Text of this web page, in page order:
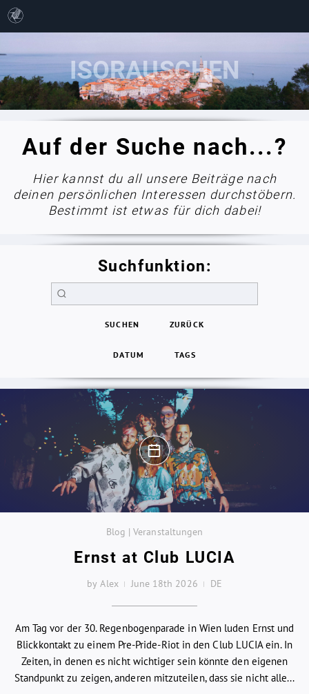
Auf der Suche nach...?
Hier kannst du all unsere Beiträge nach
deinen persönlichen Interessen durchstöbern.
Bestimmt ist etwas für dich dabei!
Suchfunktion:
SUCHEN ZURÜCK
DATUM TAGS
Blog | Veranstaltungen
Ernst at Club LUCIA
by Alex June 18th 2026 DE
Am Tag vor der 30. Regenbogenparade in Wien luden Ernst und
Blickkontakt zu einem Pre-Pride-Riot in den Club LUCIA ein. In
Zeiten, in denen es nicht wichtiger sein könnte den eigenen
Standpunkt zu zeigen, anderen mitzuteilen, dass sie nicht alle...